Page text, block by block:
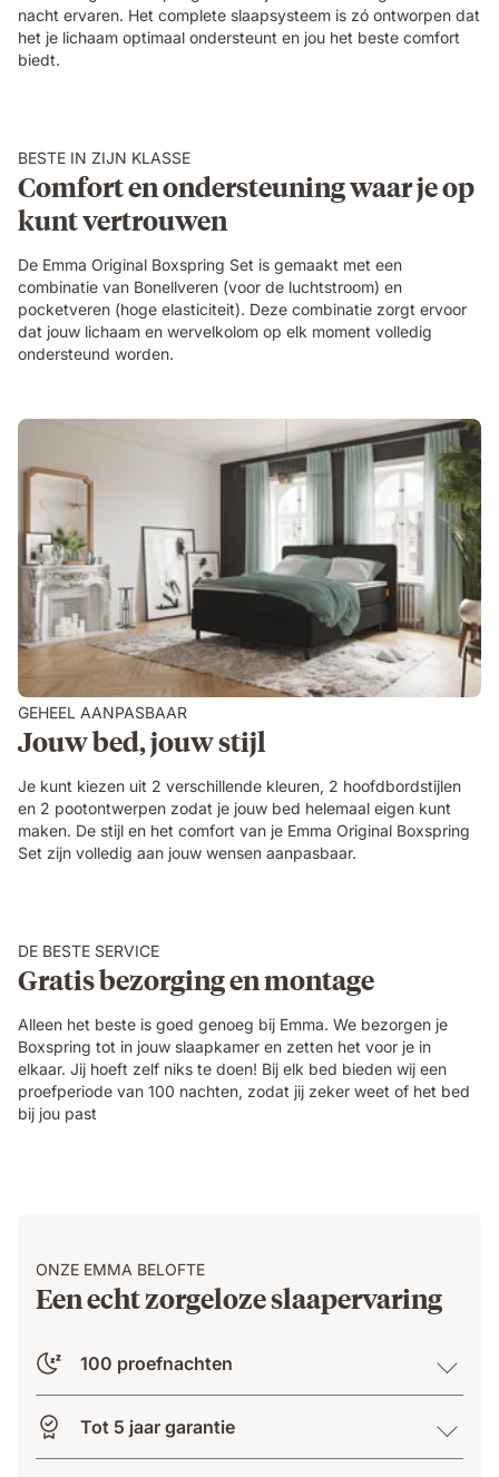
nacht ervaren. Het complete slaapsysteem is zó ontworpen dat
het je lichaam optimaal ondersteunt en jou het beste comfort
biedt.
BESTE IN ZIJN KLASSE
Comfort en ondersteuning waar je op
kunt vertrouwen
De Emma Original Boxspring Set is gemaakt met een
combinatie van Bonellveren (voor de luchtstroom) en
pocketveren (hoge elasticiteit). Deze combinatie zorgt ervoor
dat jouw lichaam en wervelkolom op elk moment volledig
ondersteund worden.
GEHEEL AANPASBAAR
Jouw bed, jouw stijl
Je kunt kiezen uit 2 verschillende kleuren, 2 hoofdbordstijlen
en 2 pootontwerpen zodat je jouw bed helemaal eigen kunt
maken. De stijl en het comfort van je Emma Original Boxspring
Set zijn volledig aan jouw wensen aanpasbaar.
DE BESTE SERVICE
Gratis bezorging en montage
Alleen het beste is goed genoeg bij Emma. We bezorgen je
Boxspring tot in jouw slaapkamer en zetten het voor je in
elkaar. Jij hoeft zelf niks te doen! Bij elk bed bieden wij een
proefperiode van 100 nachten, zodat jij zeker weet of het bed
bij jou past
ONZE EMMA BELOFTE
Een echt zorgeloze slaapervaring
100 proefnachten
Tot 5 jaar garantie